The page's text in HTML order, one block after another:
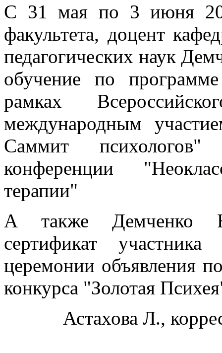
С 31 мая по 3 июня
факультета, доцент
педагогических наук
обучение по
рамках
международным
Саммит
конференции
терапии"
А также Демченко
сертификат
церемонии объявления
конкурса "Золотая
Астахова Л.,